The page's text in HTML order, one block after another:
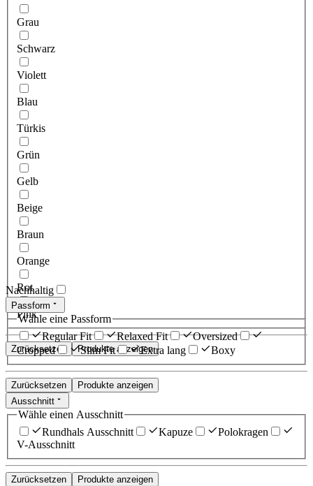
Grau
Schwarz
Violett
Blau
Türkis
Grün
Gelb
Beige
Braun
Orange
Rot
Pink
Zurücksetzen Produkte anzeigen
Nachhaltig
Passform
Wähle eine Passform
Regular Fit
Relaxed Fit
Oversized
Cropped
Slim Fit Extra lang Boxy
Zurücksetzen
Produkte anzeigen
Ausschnitt
Wähle einen Ausschnitt
Rundhals Ausschnitt
Kapuze
Polokragen
V-Ausschnitt
Zurücksetzen
Produkte anzeigen